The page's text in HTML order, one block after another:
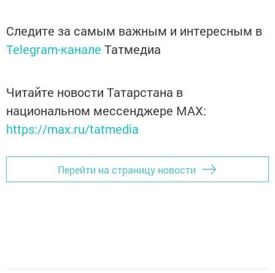
Следите за самым важным и интересным в
Telegram-канале Татмедиа
Читайте новости Татарстана в
национальном мессенджере MАХ:
https://max.ru/tatmedia
Перейти на страницу новости